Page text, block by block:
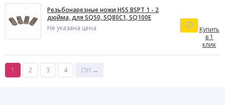
Резьбонарезные ножи HSS BSPT 1 - 2
дюйма, для SQ50, SQ80С1, SQ100E
Не указана цена
Купить
в 1
клик
1 2 3 4 Ctrl →